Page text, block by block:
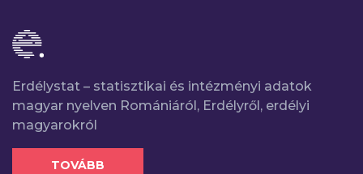
Erdélystat – statisztikai és intézményi adatok
magyar nyelven Romániáról, Erdélyről, erdélyi
magyarokról
TOVÁBB